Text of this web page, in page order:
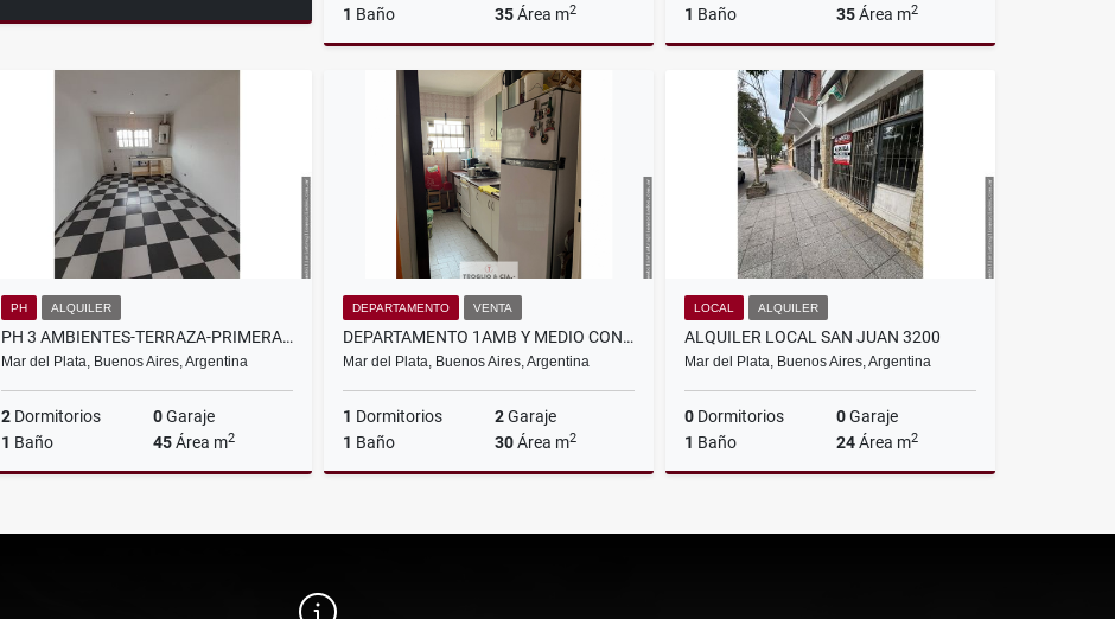
1 Baño 35Área m2
US$48,000
1 Baño 35Área m2
Alquiler
$420.000
PH ALQUILER
PH 3 AMBIENTES-TERRAZA-PRIMERA JUNTA Y JUNCAL
Mar del Plata, Buenos Aires, Argentina
2 Dormitorios 0Garaje
1 Baño 45Área m2
$500.000
DEPARTAMENTO VENTA
DEPARTAMENTO 1AMB Y MEDIO CON 2 COCHERAS
Mar del Plata, Buenos Aires, Argentina
1 Dormitorios 2Garaje
1 Baño 30Área m2
US$53,000
LOCAL ALQUILER
ALQUILER LOCAL SAN JUAN 3200
Mar del Plata, Buenos Aires, Argentina
0 Dormitorios 0Garaje
1 Baño 24Área m2
$400.000